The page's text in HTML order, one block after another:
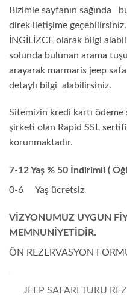
Bizimle sayfanın sağında
direk iletişime geçebilirsiniz.
İNGİLİZCE olarak bilgi
solunda bulunan arama
arayarak marmaris jeep
detaylı bilgi alabilirsiniz.
Sitemizin kredi kartı ödeme
şirketi olan Rapid SSL
korunmaktadır.
7-12 Yaş % 50 İndirimli (
0-6 Yaş ücretsiz
VİZYONUMUZ UYGUN
MEMNUNİYETİDİR.
ÖN REZERVASYON
JEEP SAFARI TURU